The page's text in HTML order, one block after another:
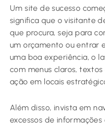
Um site de sucesso
significa que o visitante
que procura, seja para
um orçamento ou entrar
uma boa experiência, o
com menus claros,
ação em locais
Além disso, invista em
excessos de